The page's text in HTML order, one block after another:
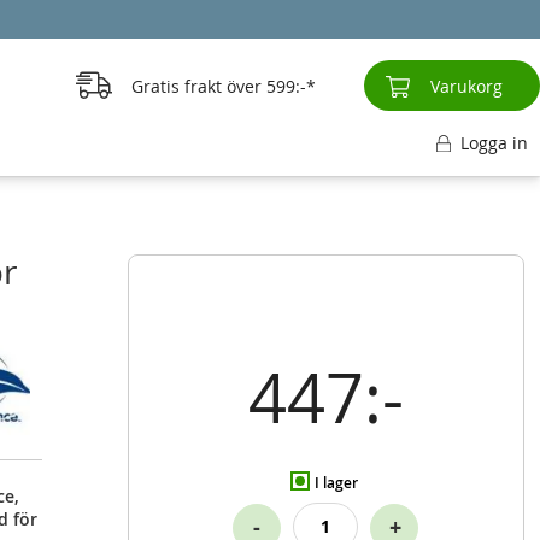
447:-
I lager
- +
för
Gratis frakt över 599:- Varukorg
Logga in